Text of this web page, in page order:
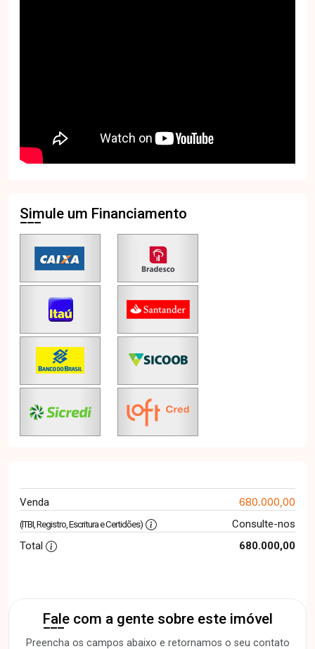
Simule um Financiamento
Venda 680.000,00
(ITBI, Registro, Escritura e Certidões)
Consulte-nos
Total
680.000,00
Fale com a gente sobre este imóvel
Preencha os campos abaixo e retornamos o seu contato